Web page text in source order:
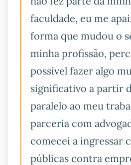
faculdade, eu me
forma que mudou o
minha profissão,
possível fazer algo
significativo a partir
paralelo ao meu
parceria com
comecei a ingressar
públicas contra